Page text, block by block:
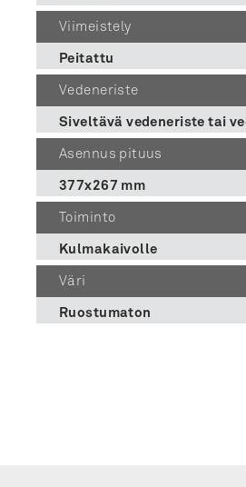
Viimeistely
Peitattu
Vedeneriste
Siveltävä vedeneriste tai
Asennus pituus
377x267 mm
Toiminto
Kulmakaivolle
Väri
Ruostumaton